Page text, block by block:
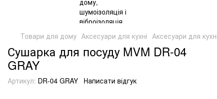
Товари для дому Аксесуари для кухні Аксесуари для
Сушарка для посуду MVM DR-04
GRAY
Артикул: DR-04 GRAY Написати відгук